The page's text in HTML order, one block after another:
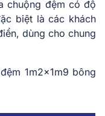
chuộng đệm có độ
biệt là các khách
dùng cho chung
1m2x1m9 bông